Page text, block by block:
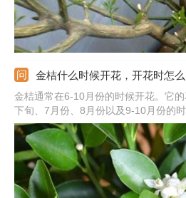
金桔什么时候开花，开花时怎么
金桔通常在6-10月份的时候开花。它
下旬、7月份、8月份以及9-10月份的
要减少浇水，并且为它防雨。还要每
头一批的花儿谢掉后，要及时剪掉残花